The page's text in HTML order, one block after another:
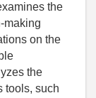
the
making
on the
the
tools, such